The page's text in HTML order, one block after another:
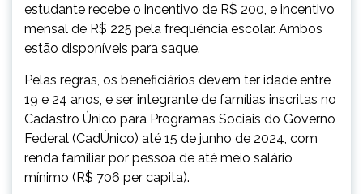
estudante recebe o incentivo de R$ 200, e incentivo
mensal de R$ 225 pela frequência escolar. Ambos
estão disponíveis para saque.
Pelas regras, os beneficiários devem ter idade entre
19 e 24 anos, e ser integrante de famílias inscritas no
Cadastro Único para Programas Sociais do Governo
Federal (CadÚnico) até 15 de junho de 2024, com
renda familiar por pessoa de até meio salário
mínimo (R$ 706 per capita).